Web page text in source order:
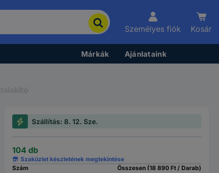
Személyes fiók Kosár
Márkák Ajánlataink
Szállítás: 8. 12. Sze.
104 db
Szaküzlet készletének megtekintése
Szám
Összesen (18 890 Ft / Darab)